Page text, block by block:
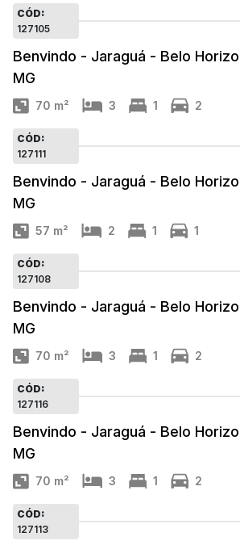
CÓD:
127105
Benvindo - Jaraguá - Belo
MG
70 m² 3 1 2
CÓD:
127111
Benvindo - Jaraguá - Belo
MG
57 m² 2 1 1
CÓD:
127108
Benvindo - Jaraguá - Belo
MG
70 m² 3 1 2
CÓD:
127116
Benvindo - Jaraguá - Belo
MG
70 m² 3 1 2
CÓD:
127113